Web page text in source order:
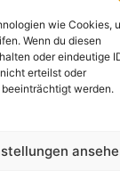
wie Cookies,
Wenn du diesen
oder eindeutige
erteilst oder
werden.